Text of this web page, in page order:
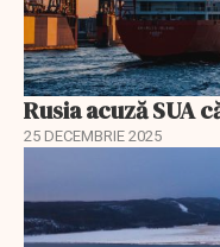
Rusia acuză SUA
25 DECEMBRIE 2025